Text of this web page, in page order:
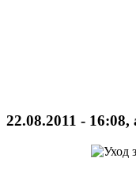
22.08.2011 - 16:08,